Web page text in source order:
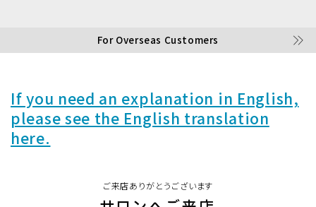
For Overseas Customers
If you need an explanation in English,
please see the English translation
here.
ご来店ありがとうございます